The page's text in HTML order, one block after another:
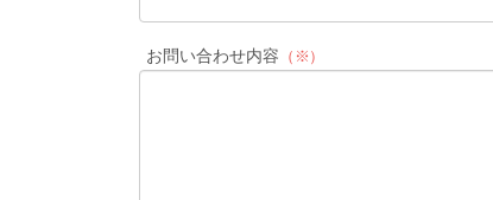
お問い合わせ内容 （※）